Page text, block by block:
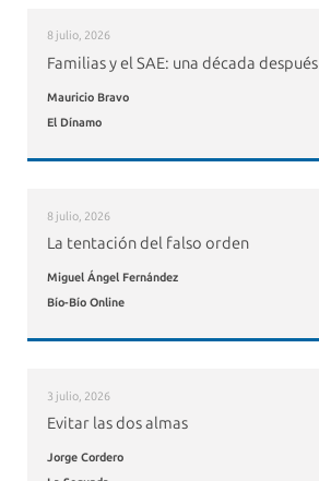
8 julio, 2026
Familias y el SAE: una década después
Mauricio Bravo
El Dínamo
8 julio, 2026
La tentación del falso orden
Miguel Ángel Fernández
Bío-Bío Online
3 julio, 2026
Evitar las dos almas
Jorge Cordero